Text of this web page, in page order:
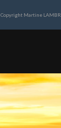
Copyright Martine